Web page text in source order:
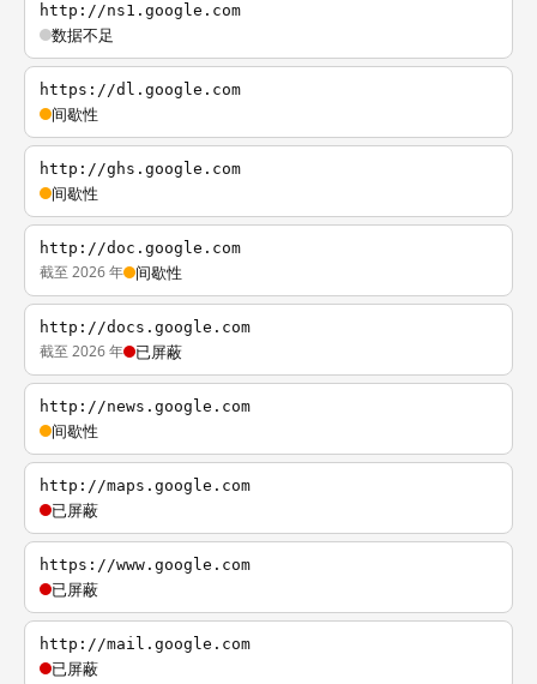
http://ns1.google.com
数据不足
https://dl.google.com
间歇性
http://ghs.google.com
间歇性
http://doc.google.com
截至 2026 年 间歇性
http://docs.google.com
截至 2026 年 已屏蔽
http://news.google.com
间歇性
http://maps.google.com
已屏蔽
https://www.google.com
已屏蔽
http://mail.google.com
已屏蔽